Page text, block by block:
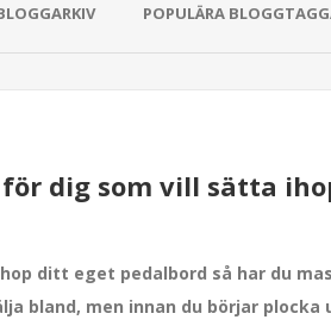
dig som vill sätta
ditt eget pedalbord så har du
bland, men innan du börjar plocka
POPULÄRA